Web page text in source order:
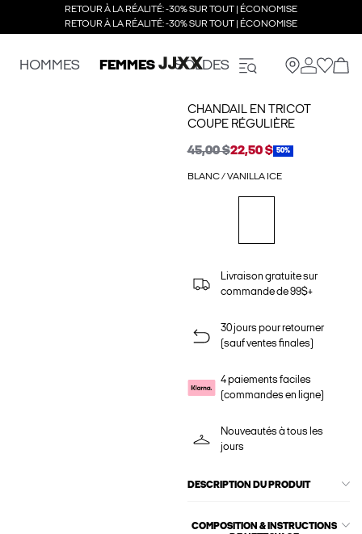
RETOUR À LA RÉALITÉ: -30% SUR TOUT | ÉCONOMISE
RETOUR À LA RÉALITÉ: -30% SUR TOUT | ÉCONOMISE
HOMMES FEMMES SOLDES
CHANDAIL EN TRICOT
COUPE RÉGULIÈRE
45,00 $22,50 $ 50%
BLANC / VANILLA ICE
Livraison gratuite sur
commande de 99$+
30 jours pour retourner
(sauf ventes finales)
4 paiements faciles
(commandes en ligne)
Nouveautés à tous les
jours
DESCRIPTION DU PRODUIT
COMPOSITION & INSTRUCTIONS